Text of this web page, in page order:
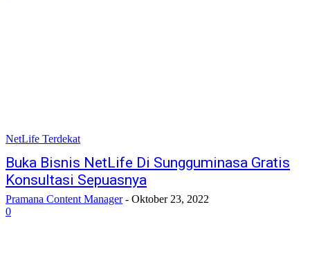
NetLife Terdekat
Buka Bisnis NetLife Di Sungguminasa Gratis
Konsultasi Sepuasnya
Pramana Content Manager - Oktober 23, 2022
0